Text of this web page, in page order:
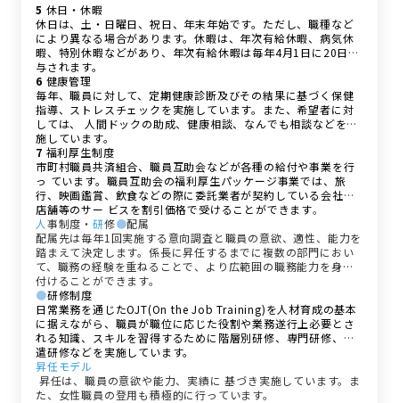
5 休日・休暇
休日は、土・日曜日、祝日、年末年始です。ただし、職種など
により異なる場合があります。休暇は、年次有給休暇、病気休
暇、特別休暇などがあり、年次有給休暇は毎年4月1日に20日付
与されます。
6 健康管理
毎年、職員に対して、定期健康診断及びその結果に基づく保健
指導、ストレスチェックを実施しています。また、希望者に対
しては、 人間ドックの助成、健康相談、なんでも相談などを実
施しています。
7 福利厚生制度
市町村職員共済組合、職員互助会などが各種の給付や事業を行
っ ています。職員互助会の福利厚生パッケージ事業では、旅
行、映画鑑賞、飲食などの際に委託業者が契約している会社や
店舗等のサー ビスを割引価格で受けることができます。
人事制度・ 研修●配属
配属先は毎年1回実施する意向調査と職員の意欲、適性、能力を
踏まえて決定します。係長に昇任するまでに複数の部門におい
て、職務の経験を重ねることで、より広範囲の職務能力を身に
付けることができます。
●研修制度
日常業務を通じたOJT(On the Job Training)を人材育成の基本
に据えながら、職員が職位に応じた役割や業務遂行上必要とさ
れる知識、スキルを習得するために階層別研修、専門研修、派
遣研修などを実施しています。
昇任モデル
昇任は、職員の意欲や能力、実績に 基づき実施しています。ま
た、女性職員の登用も積極的に行っています。